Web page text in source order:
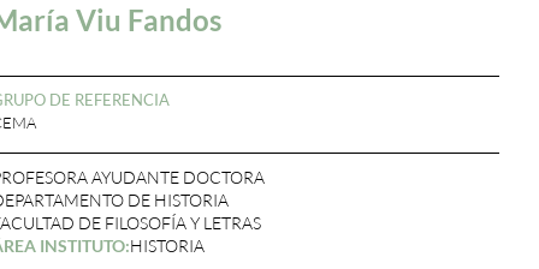
Viu Fandos
DE REFERENCIA
AYUDANTE DOCTORA
DE HISTORIA
DE FILOSOFÍA Y LETRAS
INSTITUTO:HISTORIA